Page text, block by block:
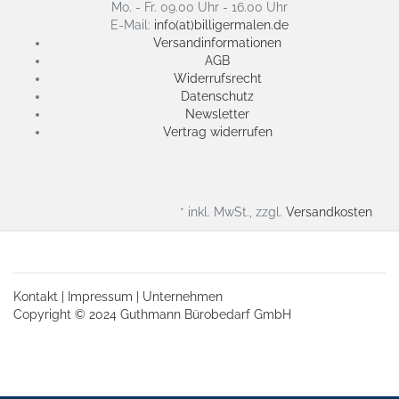
Mo. - Fr. 09.00 Uhr - 16.00 Uhr
E-Mail: info(at)billigermalen.de
Versandinformationen
AGB
Widerrufsrecht
Datenschutz
Newsletter
Vertrag widerrufen
* inkl. MwSt., zzgl. Versandkosten
Kontakt Impressum
Unternehmen
Copyright © 2024 Guthmann Bürobedarf GmbH